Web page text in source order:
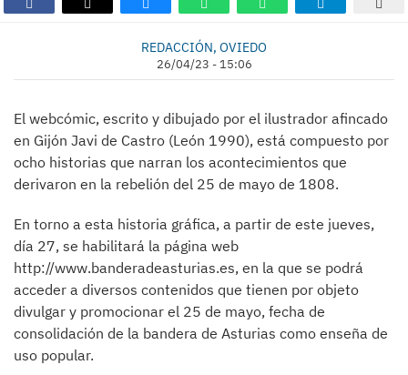
REDACCIÓN, OVIEDO
26/04/23 - 15:06
El webcómic, escrito y dibujado por el ilustrador afincado
en Gijón Javi de Castro (León 1990), está compuesto por
ocho historias que narran los acontecimientos que
derivaron en la rebelión del 25 de mayo de 1808.
En torno a esta historia gráfica, a partir de este jueves,
día 27, se habilitará la página web
http://www.banderadeasturias.es, en la que se podrá
acceder a diversos contenidos que tienen por objeto
divulgar y promocionar el 25 de mayo, fecha de
consolidación de la bandera de Asturias como enseña de
uso popular.